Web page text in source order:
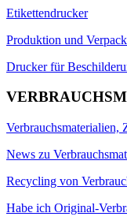
Etikettendrucker
Produktion und
Drucker für
Verbrauchsmaterialien,
News zu
Recycling von
Habe ich Original-